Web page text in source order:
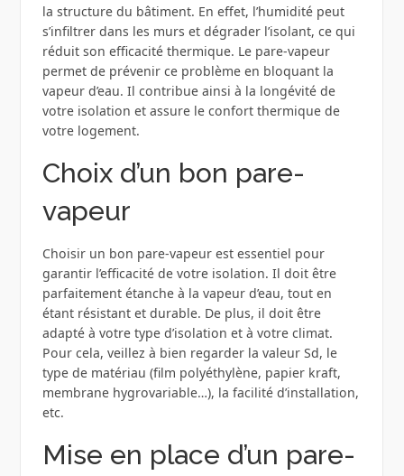
la structure du bâtiment. En effet, l’humidité peut
s’infiltrer dans les murs et dégrader l’isolant, ce qui
réduit son efficacité thermique. Le pare-vapeur
permet de prévenir ce problème en bloquant la
vapeur d’eau. Il contribue ainsi à la longévité de
votre isolation et assure le confort thermique de
votre logement.
Choix d’un bon pare-
vapeur
Choisir un bon pare-vapeur est essentiel pour
garantir l’efficacité de votre isolation. Il doit être
parfaitement étanche à la vapeur d’eau, tout en
étant résistant et durable. De plus, il doit être
adapté à votre type d’isolation et à votre climat.
Pour cela, veillez à bien regarder la valeur Sd, le
type de matériau (film polyéthylène, papier kraft,
membrane hygrovariable…), la facilité d’installation,
etc.
Mise en place d’un pare-